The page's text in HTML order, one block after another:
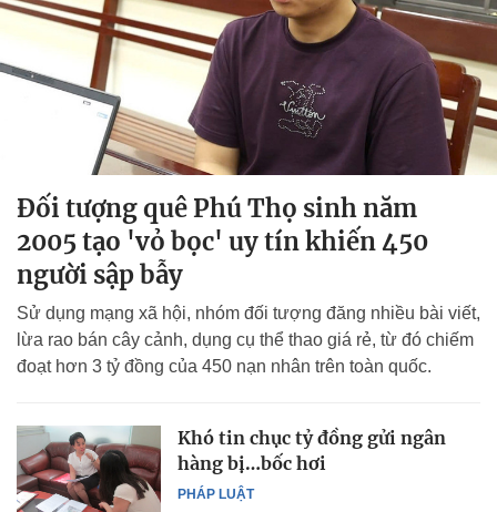
Đối tượng quê Phú Thọ sinh năm
2005 tạo 'vỏ bọc' uy tín khiến 450
người sập bẫy
Sử dụng mạng xã hội, nhóm đối tượng đăng nhiều bài viết,
lừa rao bán cây cảnh, dụng cụ thể thao giá rẻ, từ đó chiếm
đoạt hơn 3 tỷ đồng của 450 nạn nhân trên toàn quốc.
PHÁP LUẬT
Khó tin chục tỷ đồng gửi ngân
hàng bị…bốc hơi